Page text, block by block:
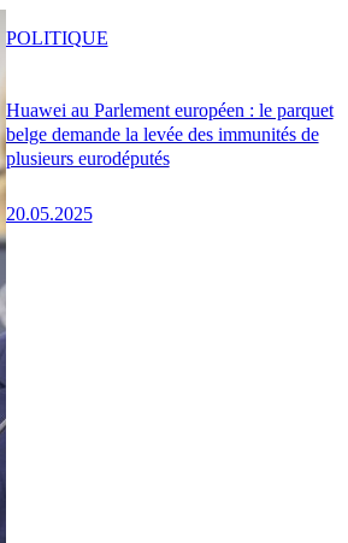
Huawei au Parlement européen : le parquet
belge demande la levée des immunités de
plusieurs eurodéputés
20.05.2025
POLITIQUE